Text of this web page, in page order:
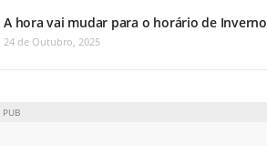
A hora vai mudar para o horário de Inverno
24 de Outubro, 2025
PUB